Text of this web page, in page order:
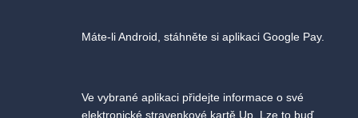
Máte-li Android, stáhněte si aplikaci Google Pay.
Ve vybrané aplikaci přidejte informace o své
elektronické stravenkové kartě Up. Lze to buď